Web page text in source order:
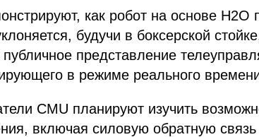
как робот на основе H2O
будучи в боксерской
представление
в режиме реального
CMU планируют изучить
включая силовую обратную